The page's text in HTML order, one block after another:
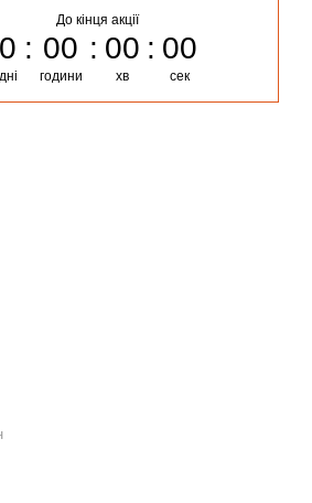
До кінця акції
0
дні
00
години
00
хв
00
сек